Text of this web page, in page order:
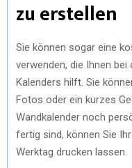
zu erstellen
Sie können sogar eine
verwenden, die Ihnen
Kalenders hilft. Sie
Fotos oder ein kurzes
Wandkalender noch
fertig sind, können Sie
Werktag drucken lassen.